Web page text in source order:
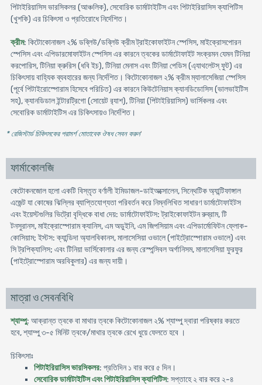
পিটাইরিয়াসিস ভারসিকলর (আঞ্চলিক), সেবোরিক ডার্মাটাইটিস এবং পিটাইরিয়াসিস ক্যাপিটিস
(খুশকি) এর চিকিৎসা ও প্রতিরোধে নির্দেশিত।
ক্রীম: কিটোকোনাজল ২% ডব্লিউ/ডব্লিউ ক্রীম ট্রাইকোফাইটন স্পেসিস, মাইক্রোসপোরন
স্পেসিস এবং এপিডারমোফাইটন স্পেসিস এর কারনে ত্বকের ডার্মাটোফাইট সংক্রমন যেমন টিনিয়া
করপোরিস, টিনিয়া ক্রুরিস (ধবি ইচ), টিনিয়া মেনাস এবং টিনিয়া পেডিস (এ্যাথলেটস্ ফুট) এর
চিকিৎসায় বাহ্যিক ব্যবহারের জন্য নির্দেশিত। কিটোকোনাজল ২% ক্রীম ম্যালাসেজিয়া স্পেসিস
(পূর্বে পিটাইরোস্পোরাম হিসেবে পরিচিত) এর কারনে কিউটেনিয়াস ক্যানডিডোসিস (ভালভাইটিস
সহ), ক্যানডিডাল ইন্টারট্রিগো (সোয়েট র‍্যাশ), টিনিয়া (পিটাইরিয়াসিস) ভার্সিকলর এবং
সেবোরিক ডার্মাটাইটিস এর চিকিৎসায়ও নির্দেশিত।
* রেজিস্টার্ড চিকিৎসকের পরামর্শ মোতাবেক ঔষধ সেবন করুন'
ফার্মাকোলজি
কেটোকনজোল হলো একটি বিস্তৃত বর্ণালী ইমিডাজল-ডাইঅক্সোলেন, সিন্থেটিক অ্যান্টিফাঙ্গাল
এজেন্ট যা কোষের ঝিল্লির ব্যাপ্তিযোগ্যতা পরিবর্তন করে নিম্নলিখিত সাধারণ ডার্মাটোফাইটস
এবং ইয়েস্টগুলির ভিট্রো বৃদ্ধিকে বাধা দেয়: ডার্মাটোফাইটস: ট্রাইকোফাইটন রুব্রাম, টি
টনসুরানস, মাইক্রোস্পোরাম ক্যানিস, এম অডুইনি, এম জিপসিয়াম এবং এপিডার্মোফিটন ফ্লোক-
কোসিয়াম; ইস্টস: ক্যান্ডিদা অ্যালবিকানস, মালাসেসিয়া ওভালে (পাইট্রোস্পোরাম ওভালে) এবং
সি ট্রপিক্যালিস; এবং টিনিয়া ভার্সিকোলার এর জন্য রেস্পন্সিবল অর্গানিসম, মালাসেসিয়া ফুরফুর
(পাইট্রোস্পোরাম অরবিকুলার) এর জন্য দায়ী।
মাত্রা ও সেবনবিধি
শ্যাম্পু: আক্রান্ত ত্বকে বা মাথার ত্বকে কিটোকোনাজল ২% শ্যাম্পু দ্বারা পরিষ্কার করতে
হবে, শ্যাম্পু ৩-৫ মিনিট ত্বকে/মাথার ত্বকে রেখে ধুয়ে ফেলতে হবে ।
চিকিৎসাঃ
পিটাইরিয়াসিস ভারসিকলর: প্রতিদিন ১ বার করে ৫ দিন।
সেবোরিক ডার্মাটাইটিস এবং পিটাইরিয়াসিস ক্যাপিটিস: সপ্তাহে ২ বার করে ২-৪